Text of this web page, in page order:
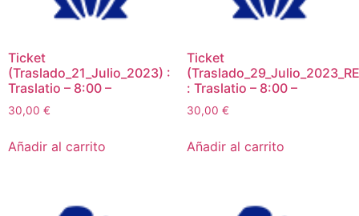
Ticket
(Traslado_21_Julio_2023) :
Traslatio – 8:00 –
30,00 €
Añadir al carrito
Ticket
: Traslatio – 8:00 –
30,00 €
Añadir al carrito